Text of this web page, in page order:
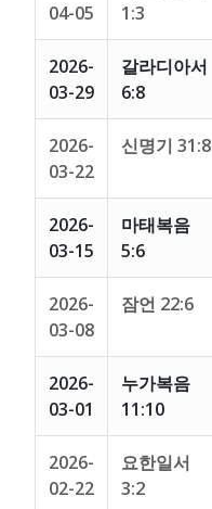
04-05
1:3
2026-
03-29
갈라디아서
6:8
2026-
03-22
신명기 31:8
2026-
03-15
마태복음
5:6
2026-
03-08
잠언 22:6
2026-
03-01
누가복음
11:10
2026-
02-22
요한일서
3:2